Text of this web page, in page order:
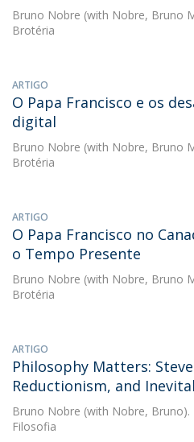
Bruno Nobre (with Nobre, Bruno
Brotéria
ARTIGO
O Papa Francisco e os
digital
Bruno Nobre (with Nobre, Bruno
Brotéria
ARTIGO
O Papa Francisco no
o Tempo Presente
Bruno Nobre (with Nobre, Bruno
Brotéria
ARTIGO
Philosophy Matters:
Reductionism, and
Bruno Nobre (with Nobre, Bruno).
Filosofia